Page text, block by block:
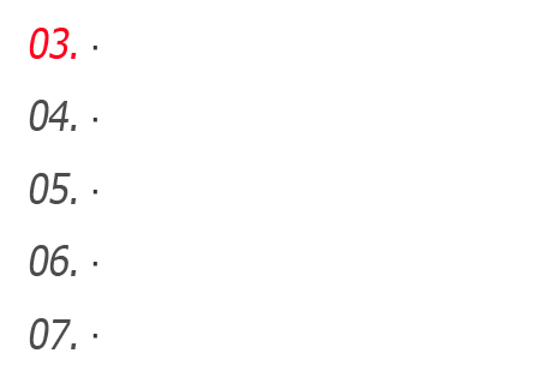
·
·
·
·
·